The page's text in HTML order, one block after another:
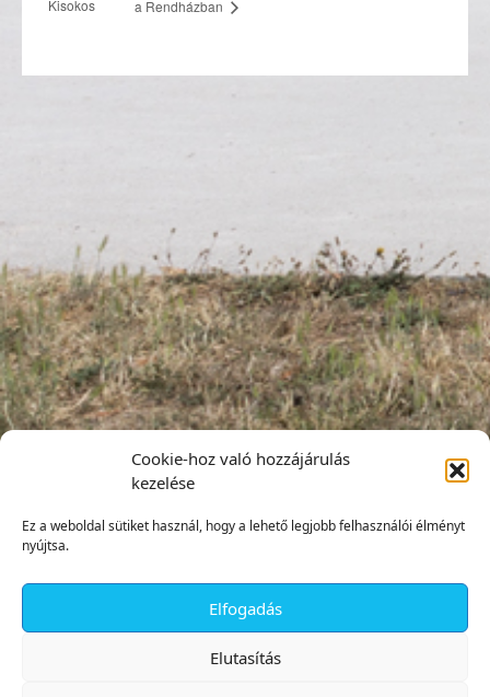
Cookie-hoz való hozzájárulás
kezelése
Ez a weboldal sütiket használ, hogy a lehető legjobb felhasználói élményt
nyújtsa.
Elfogadás
Elutasítás
Kisokos
a Rendházban
✕